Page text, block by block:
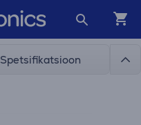
Spetsifikatsioon